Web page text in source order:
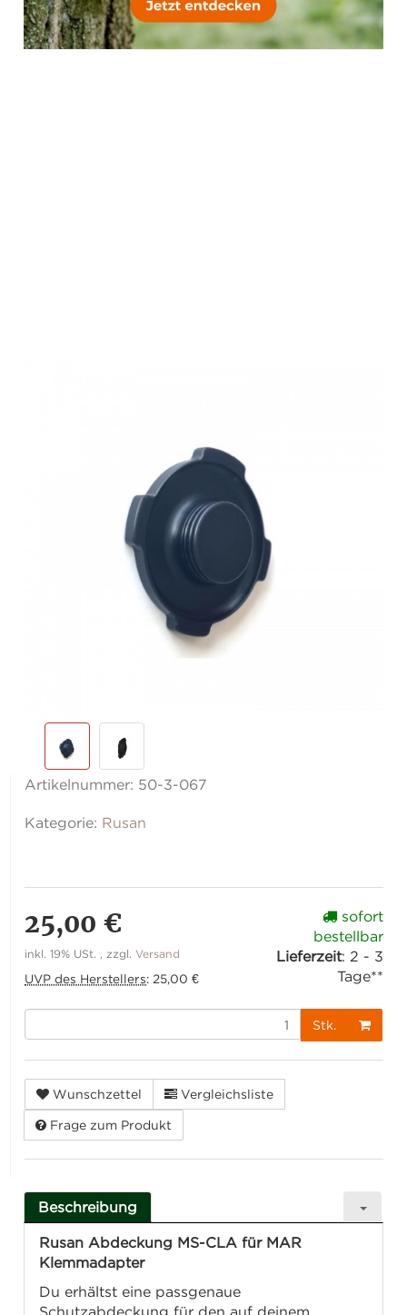
Artikelnummer: 50-3-067
Kategorie: Rusan
25,00 €
inkl. 19% USt. , zzgl.Versand
UVP des Herstellers: 25,00 €
sofort
bestellbar
Lieferzeit: 2 - 3
Tage**
Stk.
Wunschzettel Vergleichsliste
Frage zum Produkt
Beschreibung
Rusan Abdeckung MS-CLA für MAR
Klemmadapter
Du erhältst eine passgenaue
Schutzabdeckung für den auf deinem